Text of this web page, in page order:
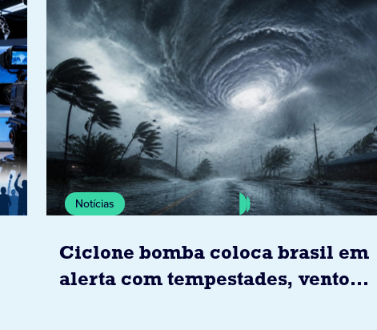
Notícias
Ciclone bomba coloca brasil em
alerta com tempestades, ventos